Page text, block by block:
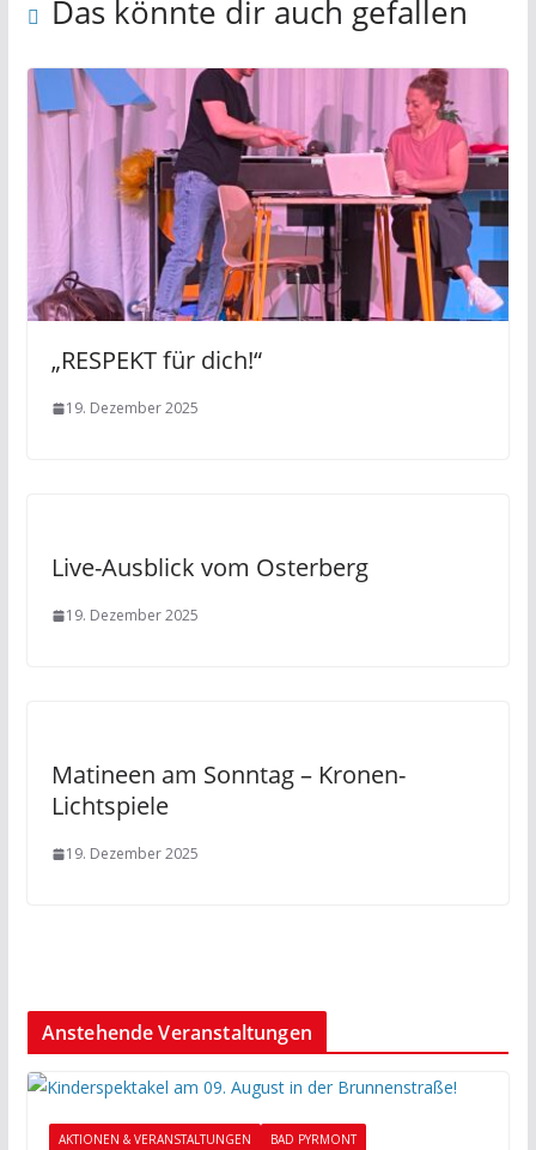
Das könnte dir auch gefallen
„RESPEKT für dich!“
19. Dezember 2025
Live-Ausblick vom Osterberg
19. Dezember 2025
Matineen am Sonntag – Kronen-
Lichtspiele
19. Dezember 2025
Anstehende Veranstaltungen
AKTIONEN & VERANSTALTUNGEN BAD PYRMONT